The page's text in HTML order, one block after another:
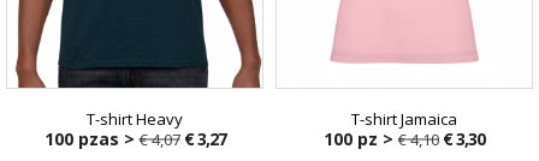
T-shirt Heavy
100 pzas >€ 4,07 € 3,27
T-shirt Jamaica
100 pz > € 4,10 € 3,30